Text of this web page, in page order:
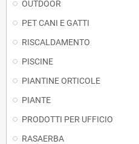
OUTDOOR
PET CANI E GATTI
RISCALDAMENTO
PISCINE
PIANTINE ORTICOLE
PIANTE
PRODOTTI PER UFFICIO
RASAERBA